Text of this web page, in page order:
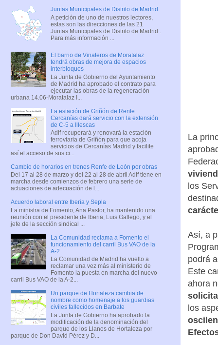
La
los
Así, a
podrá
Este
ahora
los
Juntas Municipales de Distrito de Madrid
A petición de uno de nuestros lectores,
estas son las direcciones de las 21
Juntas Municipales de Distrito de Madrid .
Para más información ...
El barrio de Vinateros de Moratalaz
tendrá obras de mejora de espacios
interbloques
La Junta de Gobierno del Ayuntamiento
de Madrid ha aprobado el contrato para
ejecutar las obras de la regeneración
urbana 14.06-Moratalaz I...
La estación de Griñón de Renfe
Cercanías dará servicio con la extensión
de C-5 a Illescas
Adif recuperará y renovará la estación
ferroviaria de Griñón para que acoja
servicios de Cercanías Madrid y facilite
así el acceso de sus ci...
Cambio de horarios en trenes Renfe de León por obras
Del 17 al 28 de marzo y del 22 al 28 de abril Adif tiene en
marcha desde comienzos de febrero una serie de
actuaciones de adecuación de l...
Acuerdo laboral entre Iberia y Sepla
La ministra de Fomento, Ana Pastor, ha mantenido una
reunión con el presidente de Iberia, Luis Gallego, y el
jefe de la sección sindical ...
La Comunidad reclama a Fomento el
funcionamiento del carril Bus VAO de la
A-2
La Comunidad de Madrid ha vuelto a
reclamar una vez más al ministerio de
Fomento la puesta en marcha del nuevo
carril Bus VAO de la A-2...
Un parque de Hortaleza cambia de
nombre como homenaje a los guardias
civiles fallecidos en Barbate
La Junta de Gobierno ha aprobado la
modificación de la denominación del
parque de los Llanos de Hortaleza por
parque de Don David Pérez y D...